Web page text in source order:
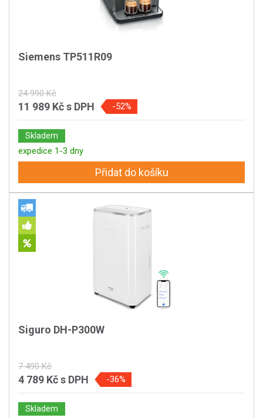
Siemens TP511R09
24 990 Kč
11 989 Kčs DPH -52%
Skladem
expedice 1-3 dny
Přidat do košíku
Siguro DH-P300W
7 490 Kč
4 789 Kčs DPH -36%
Skladem